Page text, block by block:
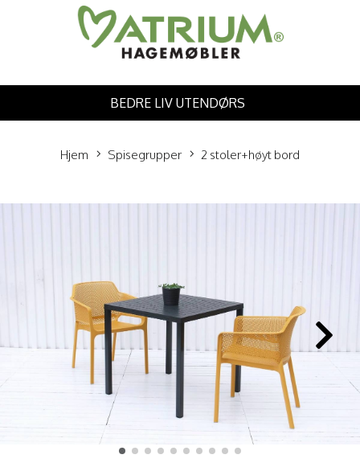
BEDRE LIV UTENDØRS
Hjem Spisegrupper 2 stoler+høyt bord